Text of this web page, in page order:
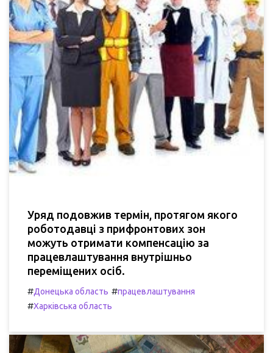
Уряд подовжив термін, протягом якого
роботодавці з прифронтових зон
можуть отримати компенсацію за
працевлаштування внутрішньо
переміщених осіб.
#Донецька область #працевлаштування
#Харківська область